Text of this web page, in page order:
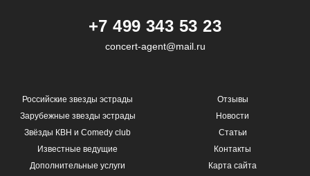
+7 499 343 53 23
concert-agent@mail.ru
Российские звезды эстрады
Зарубежные звезды эстрады
Звёзды КВН и Comedy club
Известные ведущие
Дополнительные услуги
Отзывы
Новости
Статьи
Контакты
Карта сайта